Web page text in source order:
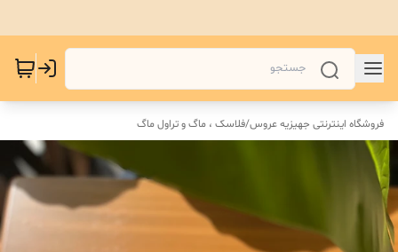
فروشگاه اینترنتی جهیزیه عروس/فلاسک ، ماگ و تراول ماگ